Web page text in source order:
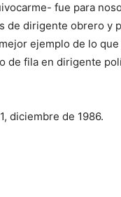
fue para
de dirigente obrero y
ejemplo de lo
de fila en dirigente
diciembre de 1986.